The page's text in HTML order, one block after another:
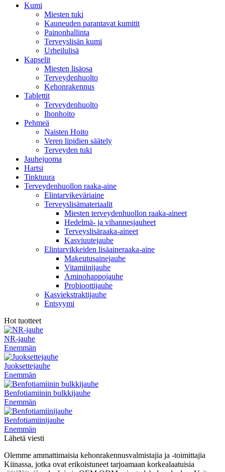
Kumi
Miesten tuki
Kauneuden parantavat kumitit
Painonhallinta
Terveyslisän kumi
Urheilulisä
Kapselit
Miesten lisäosa
Terveydenhuolto
Kehonrakennus
Tablettit
Terveydenhuolto
Ihonhoito
Pehmeä
Naisten Hoito
Veren lipidien säätely
Terveyden tuki
Jauhejuoma
Hartsi
Tinktuura
Terveydenhuollon raaka-aine
Elintarvikeväriaine
Terveyslisämateriaalit
Miesten terveydenhuollon raaka-aineet
Hedelmä- ja vihannesjauheet
Terveyslisäraaka-aineet
Kasviuutejauhe
Elintarvikkeiden lisäaineraaka-aine
Makeutusainejauhe
Vitamiinijauhe
Aminohappojauhe
Probioottijauhe
Kasviekstraktijauhe
Entsyymi
Hot tuotteet
NR-jauhe
Enemmän
Juoksettejauhe
Enemmän
Benfotiamiinin bulkkijauhe
Enemmän
Benfotiamiinijauhe
Enemmän
Lähetä viesti
Olemme ammattimaisia ​​kehonrakennusvalmistajia ja -toimittajia
Kiinassa, jotka ovat erikoistuneet tarjoamaan korkealaatuisia